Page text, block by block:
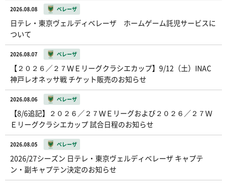
2026.08.08 ベレーザ
日テレ・東京ヴェルディベレーザ ホームゲーム託児サービスに
ついて
2026.08.07 ベレーザ
【２０２６／２７ＷＥリーグクラシエカップ】9/12（土）INAC
神戸レオネッサ戦 チケット販売のお知らせ
2026.08.06 ベレーザ
【8/6追記】２０２６／２７ＷＥリーグおよび２０２６／２７Ｗ
Ｅリーグクラシエカップ 試合日程のお知らせ
2026.08.05 ベレーザ
2026/27シーズン 日テレ・東京ヴェルディベレーザ キャプテ
ン・副キャプテン決定のお知らせ